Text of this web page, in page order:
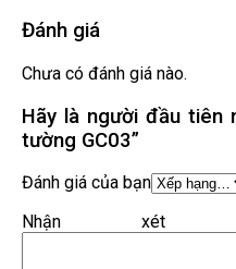
Đánh giá
Chưa có đánh giá nào.
Hãy là người đầu tiên
tường GC03”
Đánh giá của bạn
Nhận